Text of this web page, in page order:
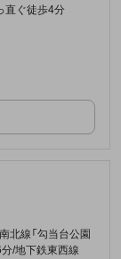
直ぐ徒歩4分
北線「勾当台公園
/地下鉄東西線